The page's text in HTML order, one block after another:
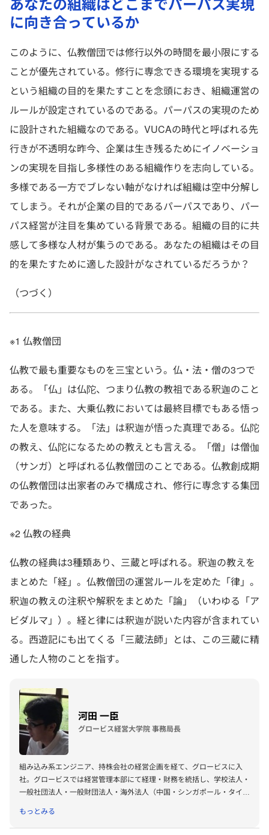
に向き合っているか
このように、仏教僧団では修行以外の時間を最小限にする
ことが優先されている。修行に専念できる環境を実現する
という組織の目的を果たすことを念頭におき、組織運営の
ルールが設定されているのである。パーパスの実現のため
に設計された組織なのである。VUCAの時代と呼ばれる先
行きが不透明な昨今、企業は生き残るためにイノベーショ
ンの実現を目指し多様性のある組織作りを志向している。
多様である一方でブレない軸がなければ組織は空中分解し
てしまう。それが企業の目的であるパーパスであり、パー
パス経営が注目を集めている背景である。組織の目的に共
感して多様な人材が集うのである。あなたの組織はその目
的を果たすために適した設計がなされているだろうか？
（つづく）
※1 仏教僧団
仏教で最も重要なものを三宝という。仏・法・僧の3つで
ある。「仏」は仏陀、つまり仏教の教祖である釈迦のこと
である。また、大乗仏教においては最終目標でもある悟っ
た人を意味する。「法」は釈迦が悟った真理である。仏陀
の教え、仏陀になるための教えとも言える。「僧」は僧伽
（サンガ）と呼ばれる仏教僧団のことである。仏教創成期
の仏教僧団は出家者のみで構成され、修行に専念する集団
であった。
※2 仏教の経典
仏教の経典は3種類あり、三蔵と呼ばれる。釈迦の教えを
まとめた「経」。仏教僧団の運営ルールを定めた「律」。
釈迦の教えの注釈や解釈をまとめた「論」（いわゆる「ア
ビダルマ」）。経と律には釈迦が説いた内容が含まれてい
る。西遊記にも出てくる「三蔵法師」とは、この三蔵に精
通した人物のことを指す。
河田 一臣
グロービス経営大学院 事務局長
組み込み系エンジニア、持株会社の経営企画を経て、グロービスに入
社。グロービスでは経営管理本部にて経理・財務を統括し、学校法人・
一般社団法人・一般財団法人・海外法人（中国・シンガポール・タイ）
ビス経営大学院の運営に従事。一橋大学大学院 商学研究科経営学修士
コース修了。
もっとみる